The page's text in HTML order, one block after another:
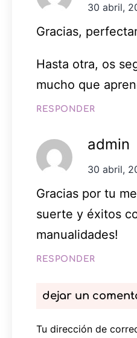
30 abril,
Gracias,
Hasta otra, os
mucho que
RESPONDER
admin
30 abril,
Gracias por tu
suerte y éxitos
manualidades!
RESPONDER
dejar un
Tu dirección de